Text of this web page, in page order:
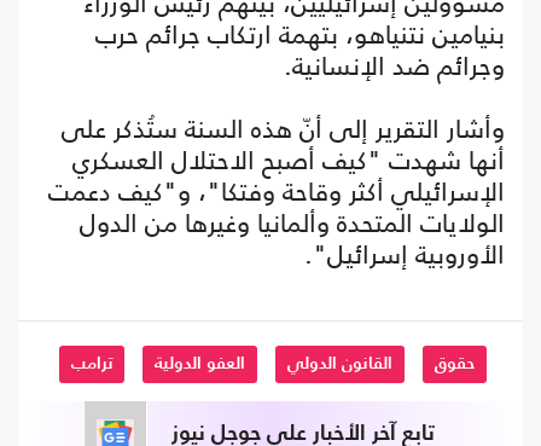
بنيامين نتنياهو، بتهمة ارتكاب جرائم حرب
وجرائم ضد الإنسانية.
وأشار التقرير إلى أنّ هذه السنة ستُذكر على
أنها شهدت "كيف أصبح الاحتلال العسكري
الإسرائيلي أكثر وقاحة وفتكا"، و"كيف دعمت
الولايات المتحدة وألمانيا وغيرها من الدول
الأوروبية إسرائيل".
حقوق القانون الدولي العفو الدولية ترامب
تابع آخر الأخبار على جوجل نيوز